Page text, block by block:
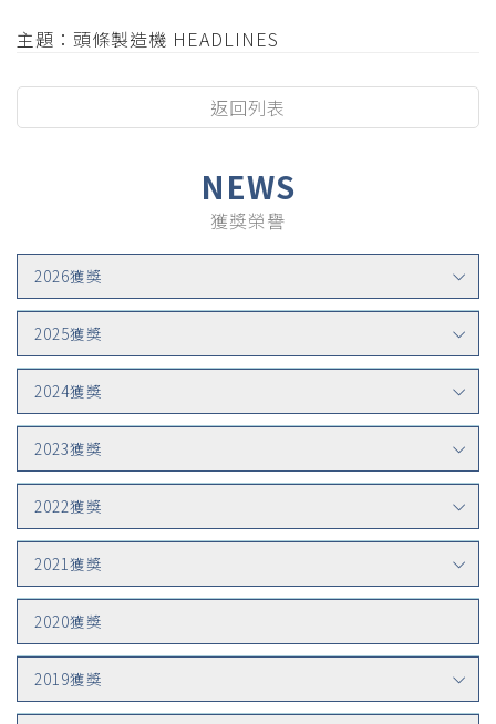
NEWS
獲獎榮譽
2026獲獎
2025獲獎
2024獲獎
2023獲獎
2022獲獎
2021獲獎
2020獲獎
2019獲獎
主題：頭條製造機 HEADLINES
返回列表